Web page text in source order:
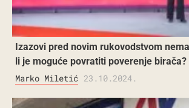
Izazovi pred novim rukovodstvom
li je moguće povratiti poverenje birača?
Marko Miletić 23.10.2024.